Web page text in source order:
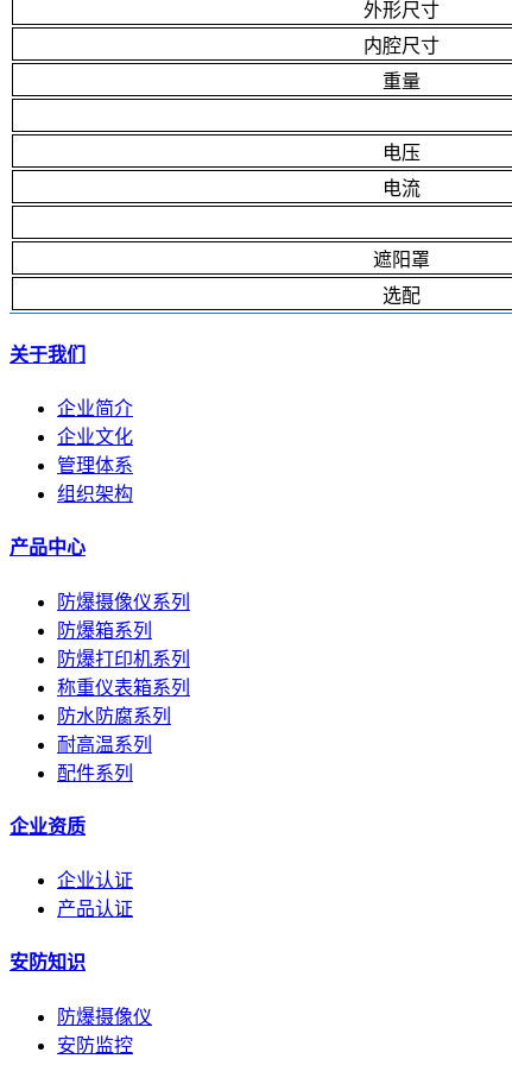
外形尺寸
内腔尺寸
重量
电压
电流
遮阳罩
选配
关于我们
企业简介
企业文化
管理体系
组织架构
产品中心
防爆摄像仪系列
防爆箱系列
防爆打印机系列
称重仪表箱系列
防水防腐系列
耐高温系列
配件系列
企业资质
企业认证
产品认证
安防知识
防爆摄像仪
安防监控